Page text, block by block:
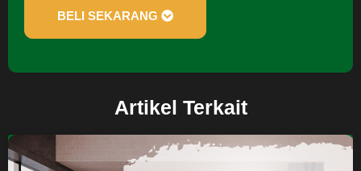
BELI SEKARANG
Artikel Terkait